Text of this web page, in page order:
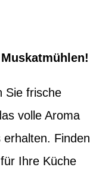
Sie frische
volle Aroma
Finden
Ihre Küche